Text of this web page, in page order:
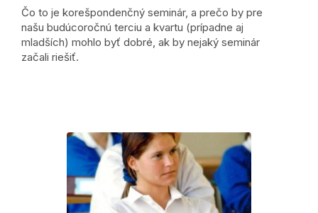
Čo to je korešpondenčný seminár, a prečo by pre
našu budúcoročnú terciu a kvartu (prípadne aj
mladších) mohlo byť dobré, ak by nejaký seminár
začali riešiť.